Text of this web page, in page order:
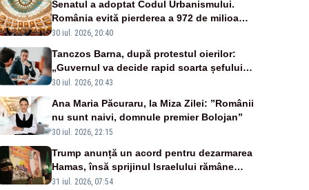
Senatul a adoptat Codul Urbanismului.
România evită pierderea a 972 de milioane
de euro din PNRR
30 iul. 2026, 20:40
Tanczos Barna, după protestul oierilor:
„Guvernul va decide rapid soarta șefului
ANSVSA”
30 iul. 2026, 20:43
Ana Maria Păcuraru, la Miza Zilei: ”Românii
nu sunt naivi, domnule premier Bolojan”
30 iul. 2026, 22:15
Trump anunță un acord pentru dezarmarea
Hamas, însă sprijinul Israelului rămâne
incert
31 iul. 2026, 07:54